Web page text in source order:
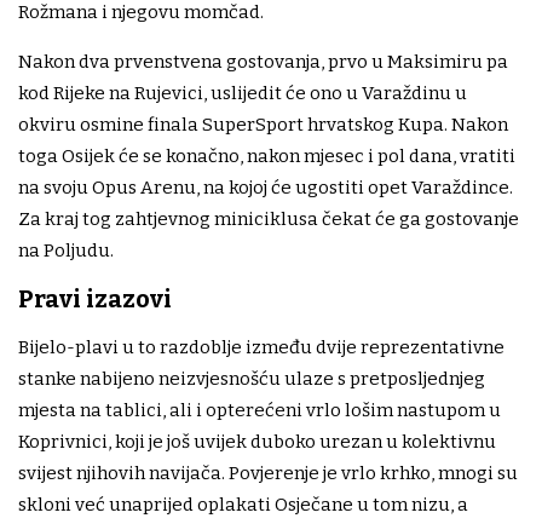
Rožmana i njegovu momčad.
Nakon dva prvenstvena gostovanja, prvo u Maksimiru pa
kod Rijeke na Rujevici, uslijedit će ono u Varaždinu u
okviru osmine finala SuperSport hrvatskog Kupa. Nakon
toga Osijek će se konačno, nakon mjesec i pol dana, vratiti
na svoju Opus Arenu, na kojoj će ugostiti opet Varaždince.
Za kraj tog zahtjevnog miniciklusa čekat će ga gostovanje
na Poljudu.
Pravi izazovi
Bijelo-plavi u to razdoblje između dvije reprezentativne
stanke nabijeno neizvjesnošću ulaze s pretposljednjeg
mjesta na tablici, ali i opterećeni vrlo lošim nastupom u
Koprivnici, koji je još uvijek duboko urezan u kolektivnu
svijest njihovih navijača. Povjerenje je vrlo krhko, mnogi su
skloni već unaprijed oplakati Osječane u tom nizu, a